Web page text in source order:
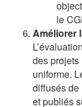
le
Améliorer
des projets
uniforme.
diffusés de
et publiés